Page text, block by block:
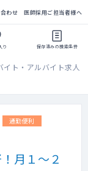
わせ 医師採用ご担当者様へ
り 保存済みの検索条件
ト・アルバイト求人
通勤便利
月１～２